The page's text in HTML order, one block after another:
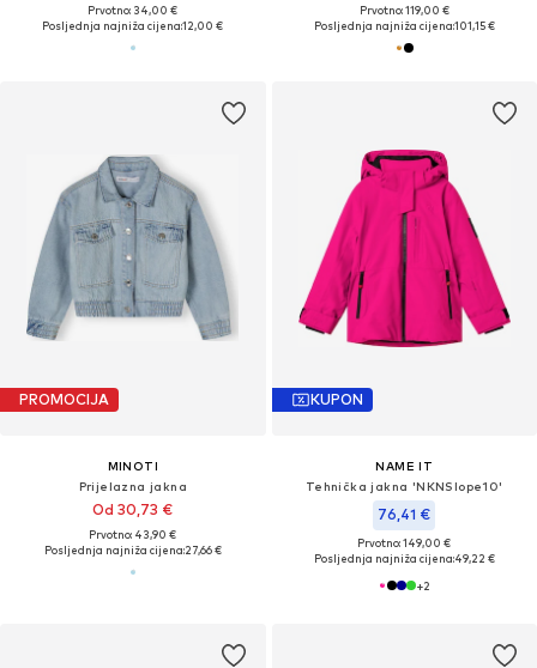
Prvotno: 34,00 €
Posljednja najniža cijena:12,00 €
Prvotno: 119,00 €
Posljednja najniža cijena:101,15 €
PROMOCIJA
MINOTI
Prijelazna jakna
Od 30,73 €
Prvotno: 43,90 €
Posljednja najniža cijena:27,66 €
KUPON
NAME IT
Tehnička jakna 'NKNSlope10'
76,41 €
Prvotno: 149,00 €
Posljednja najniža cijena:49,22 €
+2